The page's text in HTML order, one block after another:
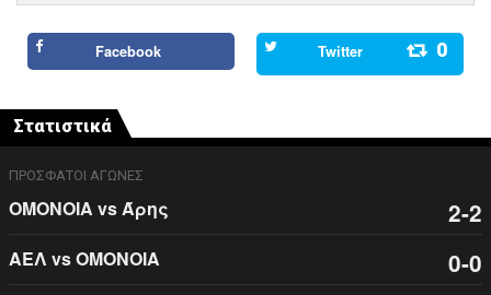
Facebook Twitter 0
Στατιστικά
ΠΡΟΣΦΑΤΟΙ ΑΓΩΝΕΣ
ΟΜΟΝΟΙΑ vs Άρης 2-2
ΑΕΛ vs ΟΜΟΝΟΙΑ 0-0